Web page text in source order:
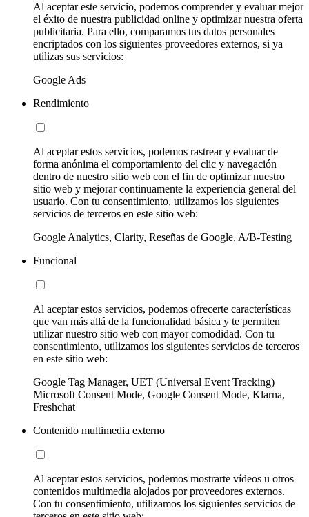
Al aceptar este servicio, podemos comprender y evaluar mejor
el éxito de nuestra publicidad online y optimizar nuestra oferta
publicitaria. Para ello, comparamos tus datos personales
encriptados con los siguientes proveedores externos, si ya
utilizas sus servicios:
Google Ads
Rendimiento
Al aceptar estos servicios, podemos rastrear y evaluar de
forma anónima el comportamiento del clic y navegación
dentro de nuestro sitio web con el fin de optimizar nuestro
sitio web y mejorar continuamente la experiencia general del
usuario. Con tu consentimiento, utilizamos los siguientes
servicios de terceros en este sitio web:
Google Analytics, Clarity, Reseñas de Google, A/B-Testing
Funcional
Al aceptar estos servicios, podemos ofrecerte características
que van más allá de la funcionalidad básica y te permiten
utilizar nuestro sitio web con mayor comodidad. Con tu
consentimiento, utilizamos los siguientes servicios de terceros
en este sitio web:
Google Tag Manager, UET (Universal Event Tracking)
Microsoft Consent Mode, Google Consent Mode, Klarna,
Freshchat
Contenido multimedia externo
Al aceptar estos servicios, podemos mostrarte vídeos u otros
contenidos multimedia alojados por proveedores externos.
Con tu consentimiento, utilizamos los siguientes servicios de